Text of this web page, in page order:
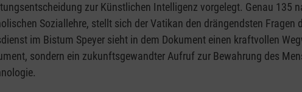
zur Künstlichen Intelligenz vorgelegt. Genau 135
Soziallehre, stellt sich der Vatikan den drängendsten Fragen
im Bistum Speyer sieht in dem Dokument einen kraftvollen
sondern ein zukunftsgewandter Aufruf zur Bewahrung des